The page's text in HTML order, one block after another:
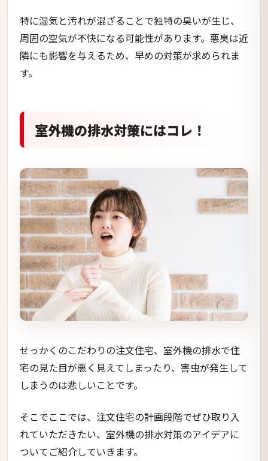
特に湿気と汚れが混ざることで独特の臭いが生じ、
周囲の空気が不快になる可能性があります。悪臭は近
隣にも影響を与えるため、早めの対策が求められま
す。
室外機の排水対策にはコレ！
せっかくのこだわりの注文住宅、室外機の排水で住
宅の見た目が悪く見えてしまったり、害虫が発生して
しまうのは悲しいことです。
そこでここでは、注文住宅の計画段階でぜひ取り入
れていただきたい、室外機の排水対策のアイデアに
ついてご紹介していきます。